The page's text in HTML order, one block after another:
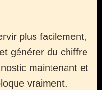
plus facilement,
générer du chiffre
maintenant et
vraiment.